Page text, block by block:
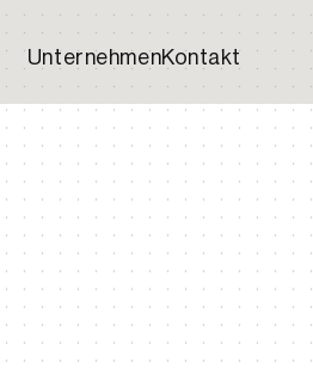
UnternehmenKontakt